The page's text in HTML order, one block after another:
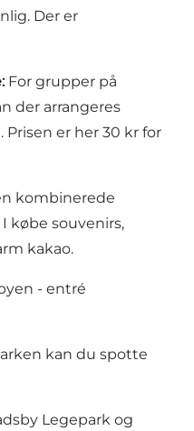
Der er
For grupper på
der arrangeres
er her 30 kr for
kombinerede
købe souvenirs,
kakao.
- entré
kan du spotte
Legepark og